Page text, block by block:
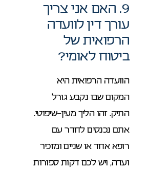
9. האם אני צריך
עורך דין לוועדה
הרפואית של
ביטוח לאומי?
הוועדה הרפואית היא
המקום שבו נקבע גורל
התיק. זהו הליך מעין-שיפוטי.
אתם נכנסים לחדר עם
רופא אחד או שניים ומזכיר
ועדה, ויש לכם דקות ספורות